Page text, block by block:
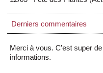
Derniers commentaires
Merci à vous. C’est super
informations.